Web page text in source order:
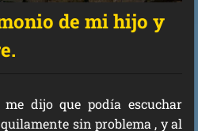
de mi hijo y
dijo que podía escuchar
sin problema , y al